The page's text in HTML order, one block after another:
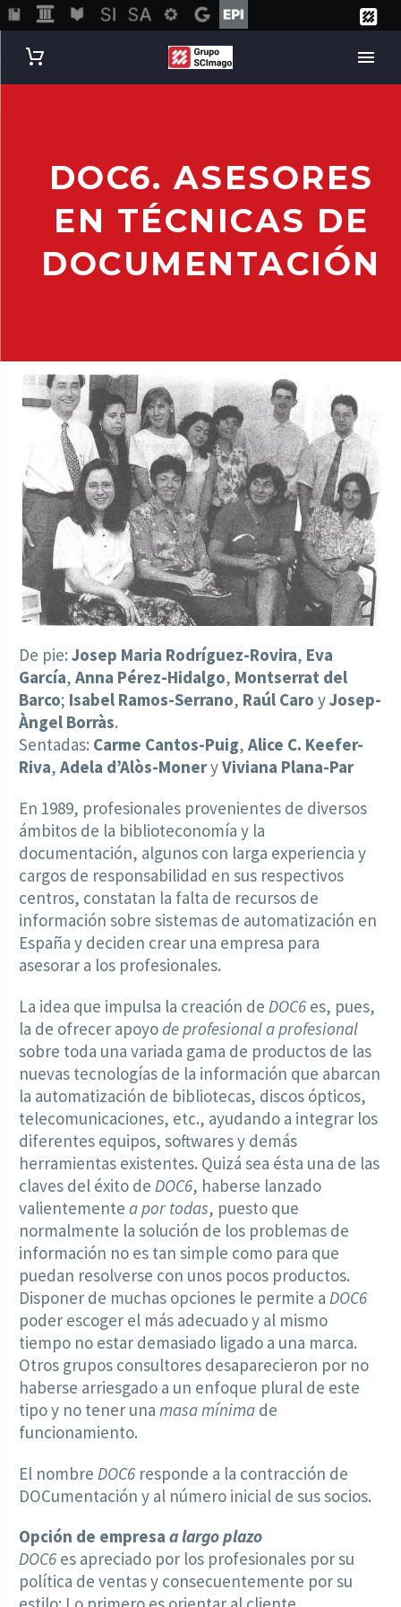
DOC6. ASESORES
EN TÉCNICAS DE
DOCUMENTACIÓN
De pie: Josep Maria Rodríguez-Rovira, Eva
García, Anna Pérez-Hidalgo, Montserrat del
Barco; Isabel Ramos-Serrano, Raúl Caro yJosep-
Àngel Borràs.
Sentadas: Carme Cantos-Puig, Alice C. Keefer-
Riva, Adela d’Alòs-MoneryViviana Plana-Par
En 1989, profesionales provenientes de diversos
ámbitos de la biblioteconomía y la
documentación, algunos con larga experiencia y
cargos de responsabilidad en sus respectivos
centros, constatan la falta de recursos de
información sobre sistemas de automatización en
España y deciden crear una empresa para
asesorar a los profesionales.
La idea que impulsa la creación de DOC6 es, pues,
la de ofrecer apoyode profesional a profesional
sobre toda una variada gama de productos de las
nuevas tecnologías de la información que abarcan
la automatización de bibliotecas, discos ópticos,
telecomunicaciones, etc., ayudando a integrar los
diferentes equipos, softwares y demás
herramientas existentes. Quizá sea ésta una de las
claves del éxito de DOC6, haberse lanzado
valientemente a por todas, puesto que
normalmente la solución de los problemas de
información no es tan simple como para que
puedan resolverse con unos pocos productos.
Disponer de muchas opciones le permite a DOC6
poder escoger el más adecuado y al mismo
tiempo no estar demasiado ligado a una marca.
Otros grupos consultores desaparecieron por no
haberse arriesgado a un enfoque plural de este
tipo y no tener una masa mínima de
funcionamiento.
El nombre DOC6 responde a la contracción de
DOCumentación y al número inicial de sus socios.
Opción de empresa a largo plazo
DOC6 es apreciado por los profesionales por su
política de ventas y consecuentemente por su